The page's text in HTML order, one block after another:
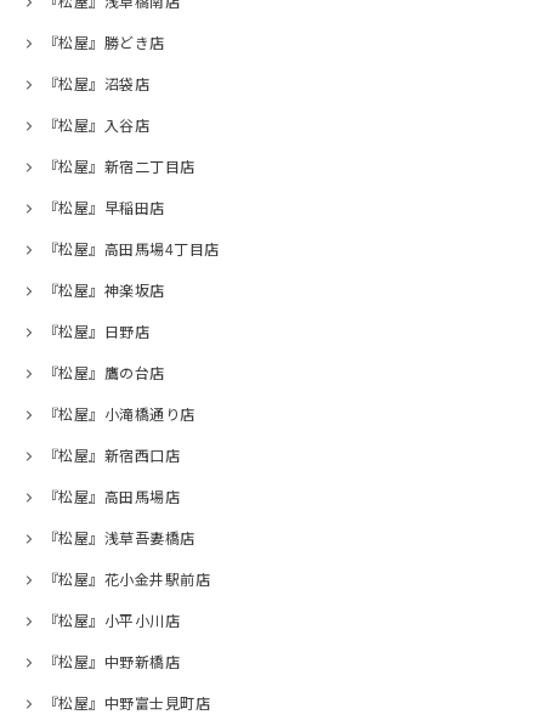
『松屋』勝どき店
『松屋』沼袋店
『松屋』入谷店
『松屋』新宿二丁目店
『松屋』早稲田店
『松屋』高田馬場4丁目店
『松屋』神楽坂店
『松屋』日野店
『松屋』鷹の台店
『松屋』小滝橋通り店
『松屋』新宿西口店
『松屋』高田馬場店
『松屋』浅草吾妻橋店
『松屋』花小金井駅前店
『松屋』小平小川店
『松屋』中野新橋店
『松屋』中野富士見町店